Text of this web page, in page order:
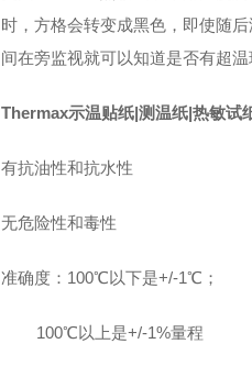
时，方格会转变成黑色，即使随
间在旁监视就可以知道是否有超
Thermax示温贴纸|测温纸|热敏试
有抗油性和抗水性
无危险性和毒性
准确度：100℃以下是+/-1℃；
100℃以上是+/-1%量程